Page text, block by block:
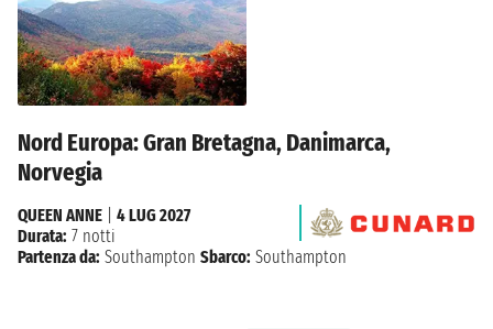
Nord Europa: Gran Bretagna, Danimarca,
Norvegia
QUEEN ANNE
4 LUG 2027
Durata: 7 notti
Partenza da: Southampton Sbarco: Southampton